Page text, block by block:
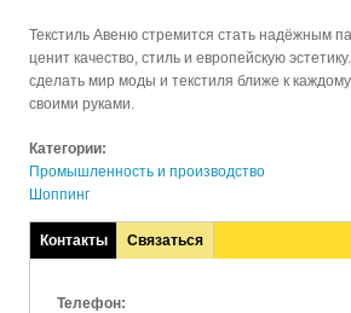
Текстиль Авеню стремится стать надёжным
ценит качество, стиль и европейскую
сделать мир моды и текстиля ближе к
своими руками.
Категории:
Промышленность и производство
Шоппинг
Контакты
(активная
Связаться
Телефон: